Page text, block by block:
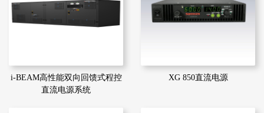
i-BEAM高性能双向回馈式程控
直流电源系统
XG 850直流电源